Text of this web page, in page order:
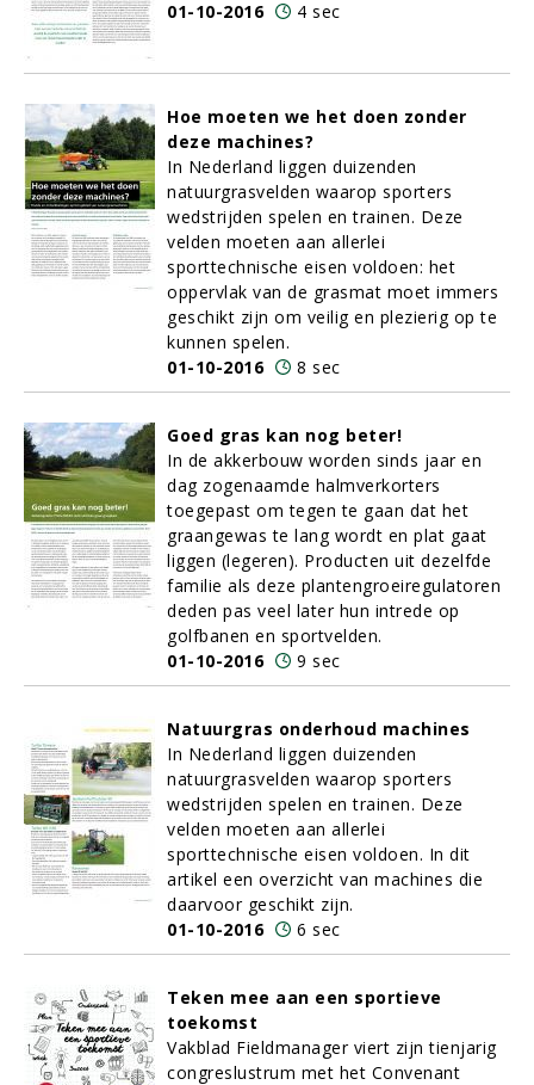
01-10-2016
4 sec
Hoe moeten we het doen zonder
deze machines?
In Nederland liggen duizenden
natuurgrasvelden waarop sporters
wedstrijden spelen en trainen. Deze
velden moeten aan allerlei
sporttechnische eisen voldoen: het
oppervlak van de grasmat moet immers
geschikt zijn om veilig en plezierig op te
kunnen spelen.
01-10-2016
8 sec
Goed gras kan nog beter!
In de akkerbouw worden sinds jaar en
dag zogenaamde halmverkorters
toegepast om tegen te gaan dat het
graangewas te lang wordt en plat gaat
liggen (legeren). Producten uit dezelfde
familie als deze plantengroeiregulatoren
deden pas veel later hun intrede op
golfbanen en sportvelden.
01-10-2016
9 sec
Natuurgras onderhoud machines
In Nederland liggen duizenden
natuurgrasvelden waarop sporters
wedstrijden spelen en trainen. Deze
velden moeten aan allerlei
sporttechnische eisen voldoen. In dit
artikel een overzicht van machines die
daarvoor geschikt zijn.
01-10-2016
6 sec
Teken mee aan een sportieve
toekomst
Vakblad Fieldmanager viert zijn tienjarig
congreslustrum met het Convenant